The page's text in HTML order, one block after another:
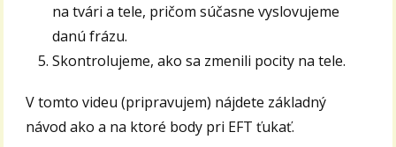
na tvári a tele, pričom súčasne vyslovujeme
danú frázu.
Skontrolujeme, ako sa zmenili pocity na tele.
V tomto videu (pripravujem) nájdete základný
návod ako a na ktoré body pri EFT ťukať.